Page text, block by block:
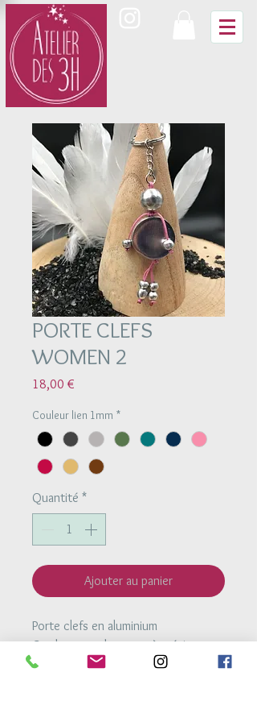
PORTE CLEFS
WOMEN 2
18,00 €
Couleur lien 1mm *
Quantité *
Ajouter au panier
Porte clefs en aluminium
Cordon en polyester très résistant.
Hauteur totale : environ 7cm